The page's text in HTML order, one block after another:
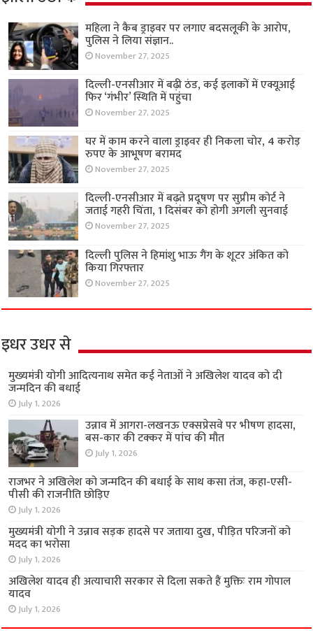
महिला ने कैब ड्राइवर पर लगाए बदसलूकी के आरोप,
पुलिस ने लिया संज्ञान..
November 27, 2025
दिल्ली-एनसीआर में बढ़ी ठंड, कई इलाकों में एक्यूआई
फिर ‘गंभीर’ स्थिति में पहुंचा
November 27, 2025
घर में काम करने वाला ड्राइवर ही निकला चोर, 4 करोड़
रुपए के आभूषण बरामद
November 27, 2025
दिल्ली-एनसीआर में बढ़ते प्रदूषण पर सुप्रीम कोर्ट ने
जताई गहरी चिंता, 1 दिसंबर को होगी अगली सुनवाई
November 27, 2025
दिल्ली पुलिस ने हिमांशु भाऊ गैंग के शूटर अंकित को
किया गिरफ्तार
November 27, 2025
इधर उधर से
मुख्यमंत्री योगी आदित्यनाथ समेत कई नेताओं ने अखिलेश यादव को दी
जन्मदिन की बधाई
July 1, 2026
उन्नाव में आगरा-लखनऊ एक्सप्रेसवे पर भीषण हादसा,
बस-कार की टक्कर में पांच की मौत
July 1, 2026
राजभर ने अखिलेश को जन्मदिन की बधाई के साथ कसा तंज, कहा-एसी-
पीसी की राजनीति छोड़िए
July 1, 2026
मुख्यमंत्री योगी ने उन्नाव सड़क हादसे पर जताया दुख, पीड़ित परिजनों को
मदद का भरोसा
July 1, 2026
अखिलेश यादव ही अत्याचारी सरकार से दिला सकते हैं मुक्तिः राम गोपाल
यादव
July 1, 2026